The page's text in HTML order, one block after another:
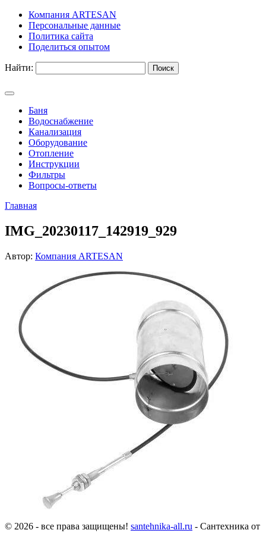
Компания ARTESAN
Персональные данные
Политика сайта
Поделиться опытом
Найти:
Баня
Водоснабжение
Канализация
Оборудование
Отопление
Инструкции
Фильтры
Вопросы-ответы
Главная
IMG_20230117_142919_929
Автор: Компания ARTESAN
© 2026 - все права защищены! santehnika-all.ru - Сантехника от